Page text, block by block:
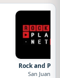
Rock and Play
San Juan